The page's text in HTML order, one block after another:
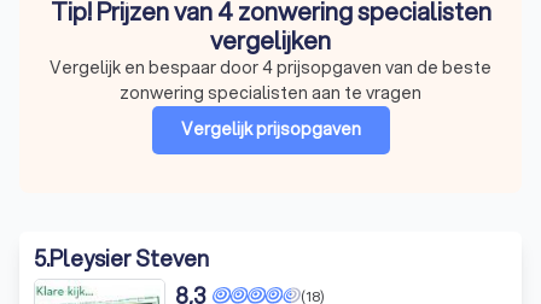
Tip! Prijzen van 4 zonwering specialisten
vergelijken
Vergelijk en bespaar door 4 prijsopgaven van de beste
zonwering specialisten aan te vragen
Vergelijk prijsopgaven
5.Pleysier Steven
(18)
8,3